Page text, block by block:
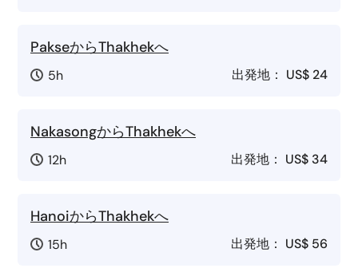
PakseからThakhekへ
5h 出発地： US$ 24
NakasongからThakhekへ
12h 出発地： US$ 34
HanoiからThakhekへ
15h 出発地： US$ 56